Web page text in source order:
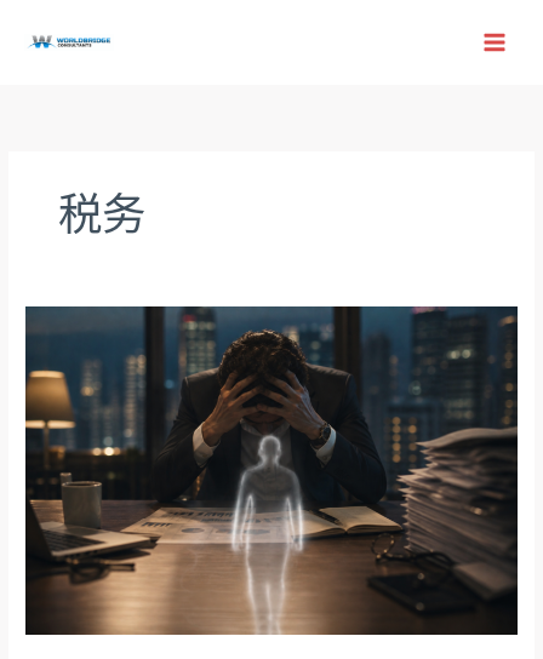
税务
板
们
头
的
“幻
影
Income)